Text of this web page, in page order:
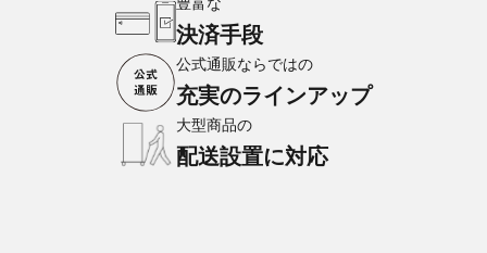
決済手段
公式通販ならではの
充実のラインアップ
大型商品の
配送設置に対応